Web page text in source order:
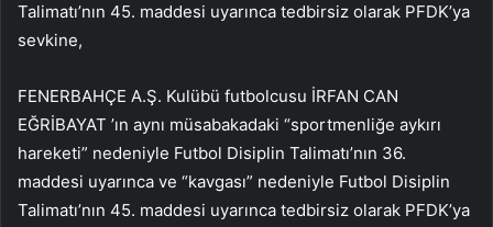
Talimatı’nın 45. maddesi uyarınca tedbirsiz olarak PFDK’ya
sevkine,
FENERBAHÇE A.Ş. Kulübü futbolcusu İRFAN CAN
EĞRİBAYAT ’ın aynı müsabakadaki “sportmenliğe aykırı
hareketi” nedeniyle Futbol Disiplin Talimatı’nın 36.
maddesi uyarınca ve “kavgası” nedeniyle Futbol Disiplin
Talimatı’nın 45. maddesi uyarınca tedbirsiz olarak PFDK’ya